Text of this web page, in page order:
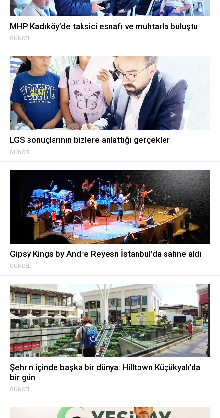
GÜNCEL
MHP Kadıköy’de taksici esnafı ve muhtarla buluştu
GÜNCEL
LGS sonuçlarının bizlere anlattığı gerçekler
GÜNCEL
Gipsy Kings by Andre Reyesn İstanbul’da sahne aldı
GÜNCEL
Şehrin içinde başka bir dünya: Hilltown Küçükyalı’da
bir gün